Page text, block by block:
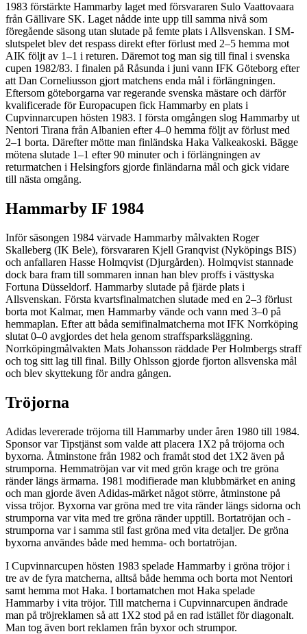
1983 förstärkte Hammarby laget med försvararen Sulo Vaattovaara
från Gällivare SK. Laget nådde inte upp till samma nivå som
föregående säsong utan slutade på femte plats i Allsvenskan. I SM-
slutspelet blev det respass direkt efter förlust med 2–5 hemma mot
AIK följt av 1–1 i returen. Däremot tog man sig till final i svenska
cupen 1982/83. I finalen på Råsunda i juni vann IFK Göteborg efter
att Dan Corneliusson gjort matchens enda mål i förlängningen.
Eftersom göteborgarna var regerande svenska mästare och därför
kvalificerade för Europacupen fick Hammarby en plats i
Cupvinnarcupen hösten 1983. I första omgången slog Hammarby ut
Nentori Tirana från Albanien efter 4–0 hemma följt av förlust med
2–1 borta. Därefter mötte man finländska Haka Valkeakoski. Bägge
mötena slutade 1–1 efter 90 minuter och i förlängningen av
returmatchen i Helsingfors gjorde finländarna mål och gick vidare
till nästa omgång.
Hammarby IF 1984
Inför säsongen 1984 värvade Hammarby målvakten Roger
Skalleberg (IK Bele), försvararen Kjell Granqvist (Nyköpings BIS)
och anfallaren Hasse Holmqvist (Djurgården). Holmqvist stannade
dock bara fram till sommaren innan han blev proffs i västtyska
Fortuna Düsseldorf. Hammarby slutade på fjärde plats i
Allsvenskan. Första kvartsfinalmatchen slutade med en 2–3 förlust
borta mot Kalmar, men Hammarby vände och vann med 3–0 på
hemmaplan. Efter att båda semifinalmatcherna mot IFK Norrköping
slutat 0–0 avgjordes det hela genom straffsparksläggning.
Norrköpingmålvakten Mats Johansson räddade Per Holmbergs straff
och tog sitt lag till final. Billy Ohlsson gjorde fjorton allsvenska mål
och blev skyttekung för andra gången.
Tröjorna
Adidas levererade tröjorna till Hammarby under åren 1980 till 1984.
Sponsor var Tipstjänst som valde att placera 1X2 på tröjorna och
byxorna. Åtminstone från 1982 och framåt stod det 1X2 även på
strumporna. Hemmatröjan var vit med grön krage och tre gröna
ränder längs ärmarna. 1981 modifierade man klubbmärket en aning
och man gjorde även Adidas-märket något större, åtminstone på
vissa tröjor. Byxorna var gröna med tre vita ränder längs sidorna och
strumporna var vita med tre gröna ränder upptill. Bortatröjan och -
strumporna var i samma stil fast gröna med vita detaljer. De gröna
byxorna användes både med hemma- och bortatröjan.
I Cupvinnarcupen hösten 1983 spelade Hammarby i gröna tröjor i
tre av de fyra matcherna, alltså både hemma och borta mot Nentori
samt hemma mot Haka. I bortamatchen mot Haka spelade
Hammarby i vita tröjor. Till matcherna i Cupvinnarcupen ändrade
man på tröjreklamen så att 1X2 stod på en rad istället för diagonalt.
Man tog även bort reklamen från byxor och strumpor.